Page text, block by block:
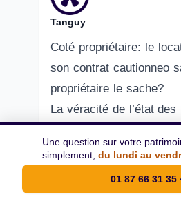
Tanguy
Coté propriétaire: le
son contrat cautionneo
propriétaire le sache?
La véracité de l’état
propriétaire?
Une question sur votre
simplement, du lundi au
01 87 66 31 35